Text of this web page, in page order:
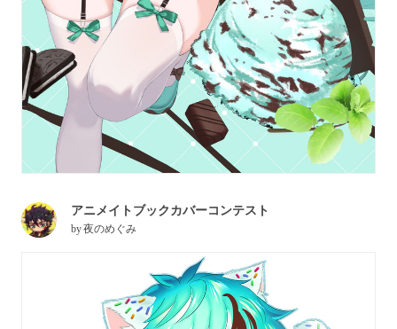
アニメイトブックカバーコンテスト
by夜のめぐみ